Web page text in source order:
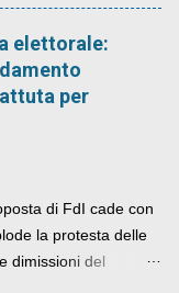
elettorale:
per
di FdI cade con
la protesta delle
dimissioni del